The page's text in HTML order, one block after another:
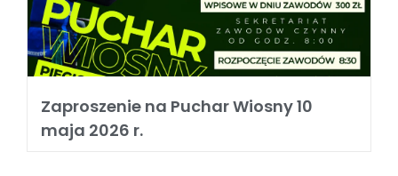
Zaproszenie na Puchar Wiosny 10
maja 2026 r.